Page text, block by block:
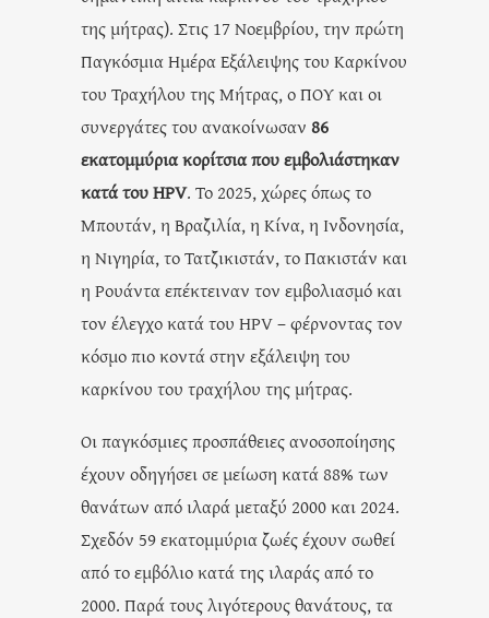
της μήτρας). Στις 17 Νοεμβρίου, την πρώτη
Παγκόσμια Ημέρα Εξάλειψης του Καρκίνου
του Τραχήλου της Μήτρας, ο ΠΟΥ και οι
συνεργάτες του ανακοίνωσαν 86
εκατομμύρια κορίτσια που εμβολιάστηκαν
κατά του HPV. Το 2025, χώρες όπως το
Μπουτάν, η Βραζιλία, η Κίνα, η Ινδονησία,
η Νιγηρία, το Τατζικιστάν, το Πακιστάν και
η Ρουάντα επέκτειναν τον εμβολιασμό και
τον έλεγχο κατά του HPV – φέρνοντας τον
κόσμο πιο κοντά στην εξάλειψη του
καρκίνου του τραχήλου της μήτρας.
Οι παγκόσμιες προσπάθειες ανοσοποίησης
έχουν οδηγήσει σε μείωση κατά 88% των
θανάτων από ιλαρά μεταξύ 2000 και 2024.
Σχεδόν 59 εκατομμύρια ζωές έχουν σωθεί
από το εμβόλιο κατά της ιλαράς από το
2000. Παρά τους λιγότερους θανάτους, τα